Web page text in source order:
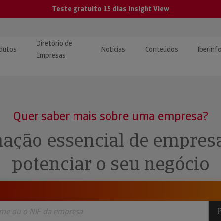
Teste gratuito 15 dias Insight View
de Créditos
Diretório de
Empresas
Notícias Conteúdos
Quer saber mais sobre uma empresa?
essencial de
potenciar o seu negócio